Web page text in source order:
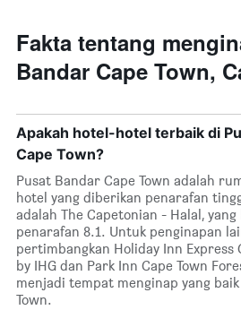
Fakta tentang
Bandar Cape Town,
Apakah hotel-hotel terbaik di
Cape Town?
Pusat Bandar Cape Town adalah
hotel yang diberikan penarafan
adalah The Capetonian - Halal,
penarafan 8.1. Untuk penginapan
pertimbangkan Holiday Inn Express
by IHG dan Park Inn Cape Town
menjadi tempat menginap yang
Town.